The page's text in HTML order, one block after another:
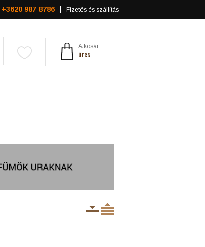
+3620 987 8786 Fizetés és szállítás
A kosár
üres